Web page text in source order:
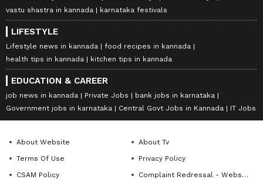
vastu shastra in kannada
karnataka festivals
LIFESTYLE
Lifestyle news in kannada
food recipes in kannada
health tips in kannada
kitchen tips in kannada
EDUCATION & CAREER
job news in kannada Private Jobs
bank jobs in karnataka
Government jobs in karnataka
Central Govt Jobs in Kannada IT Jobs
About Website
About Tv
Terms Of Use
Privacy Policy
CSAM Policy
Complaint Redressal - Website